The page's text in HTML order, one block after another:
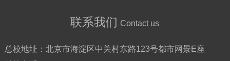
联系我们 Contact us
总校地址： 北京市海淀区中关村东路123号都市网景E座